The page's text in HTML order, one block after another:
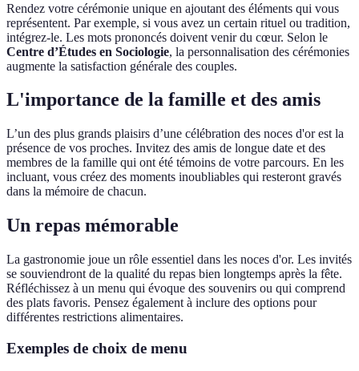
Rendez votre cérémonie unique en ajoutant des éléments qui vous
représentent. Par exemple, si vous avez un certain rituel ou tradition,
intégrez-le. Les mots prononcés doivent venir du cœur. Selon le
Centre d’Études en Sociologie, la personnalisation des cérémonies
augmente la satisfaction générale des couples.
L'importance de la famille et des amis
L’un des plus grands plaisirs d’une célébration des noces d'or est la
présence de vos proches. Invitez des amis de longue date et des
membres de la famille qui ont été témoins de votre parcours. En les
incluant, vous créez des moments inoubliables qui resteront gravés
dans la mémoire de chacun.
Un repas mémorable
La gastronomie joue un rôle essentiel dans les noces d'or. Les invités
se souviendront de la qualité du repas bien longtemps après la fête.
Réfléchissez à un menu qui évoque des souvenirs ou qui comprend
des plats favoris. Pensez également à inclure des options pour
différentes restrictions alimentaires.
Exemples de choix de menu